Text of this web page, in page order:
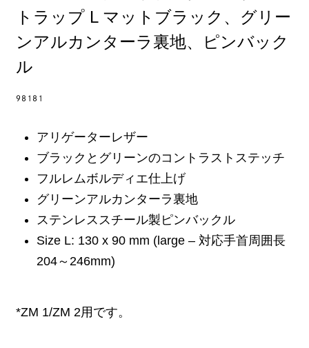
トラップ L マットブラック、グリー
ンアルカンターラ裏地、ピンバック
ル
98181
アリゲーターレザー
ブラックとグリーンのコントラストステッチ
フルレムボルディエ仕上げ
グリーンアルカンターラ裏地
ステンレススチール製ピンバックル
Size L: 130 x 90 mm (large – 対応手首周囲長
204～246mm)
*ZM 1/ZM 2用です。